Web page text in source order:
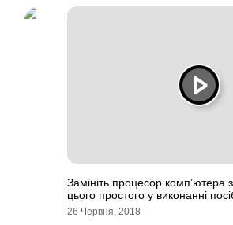
Замініть процесор комп’ютера
цього простого у виконанні
26 Червня, 2018